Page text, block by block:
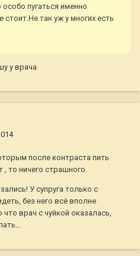
пугаться именно
стоит.Не так уж у многих есть
у врача
после контраста пить
, то ничего страшного.
У супруга только с
без него всё вполне
врач с чуйкой оказалась,